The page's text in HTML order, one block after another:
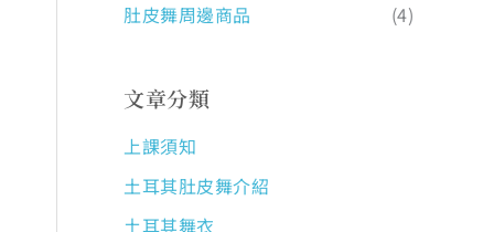
肚皮舞周邊商品
(4)
文章分類
上課須知
土耳其肚皮舞介紹
土耳其舞衣